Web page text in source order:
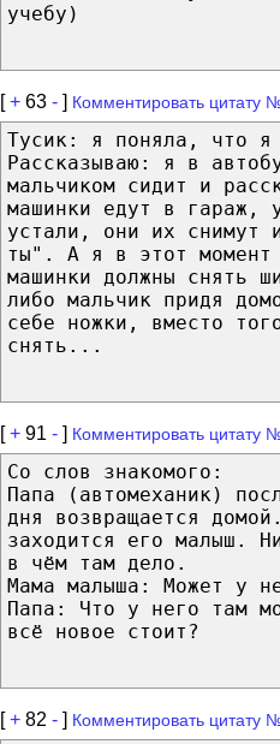
учебу)
[+ 63 - ] Комментировать цитату
Тусик: я поняла, что я
Рассказываю: я в
мальчиком сидит и
машинки едут в гараж,
устали, они их снимут
ты". А я в этот момент
машинки должны снять
либо мальчик придя
себе ножки, вместо
снять...
[+ 91 - ] Комментировать цитату
Со слов знакомого:
Папа (автомеханик)
дня возвращается
заходится его малыш.
в чём там дело.
Мама малыша: Может у
Папа: Что у него там
всё новое стоит?
[+ 82 - ] Комментировать цитату